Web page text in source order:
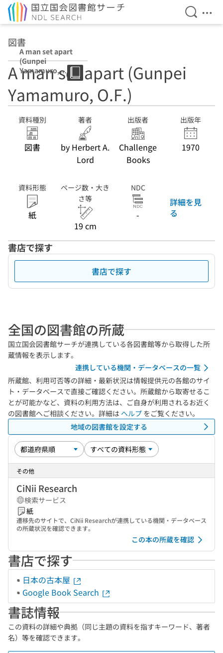
検索を
メ
図書
A man set apart
(Gunpei
Yamamuro,
O.F.)
A man set apart (Gunpei
Yamamuro, O.F.)
資料種別
図書
著者
by Herbert A.
Lord
出版者
Challenge
Books
出版年
1970
資料形態
紙
ページ数・大き
さ等
19 cm
NDC
-
詳細を見
る
書店で探す
書店で探す
全国の図書館の所蔵
国立国会図書館サーチが連携している各図書館等から取得した所
蔵情報を表示します。
連携している機関・データベースの一覧
所蔵館、利用可否等の詳細・最新状況は情報提供元の各館のサイ
ト・データベースで直接ご確認ください。所蔵館から取寄せるこ
とが可能かなど、資料の利用方法は、ご自身が利用されるお近く
の図書館へご相談ください。詳細は ヘルプ をご覧ください。
地域の図書館を設定する
その他
CiNii Research
検索サービス
紙
遷移先のサイトで、CiNii Researchが連携している機関・データベース
の所蔵状況を確認できます。
この本の所蔵を確認
書店で探す
日本の古本屋
Google Book Search
書誌情報
この資料の詳細や典拠（同じ主題の資料を指すキーワード、著者
名）等を確認できます。